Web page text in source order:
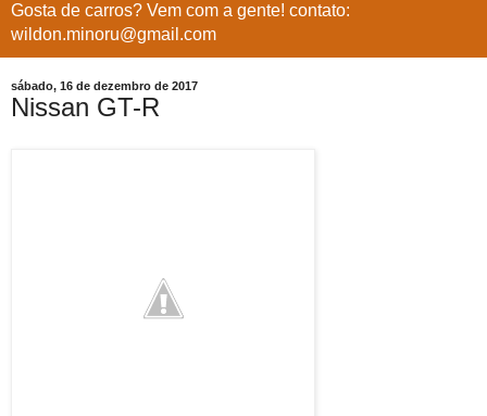
Gosta de carros? Vem com a gente! contato:
wildon.minoru@gmail.com
sábado, 16 de dezembro de 2017
Nissan GT-R